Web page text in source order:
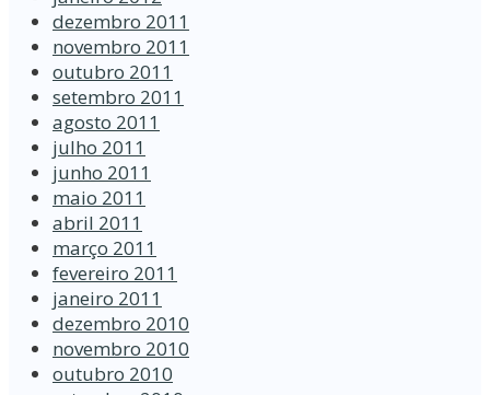
dezembro 2011
novembro 2011
outubro 2011
setembro 2011
agosto 2011
julho 2011
junho 2011
maio 2011
abril 2011
março 2011
fevereiro 2011
janeiro 2011
dezembro 2010
novembro 2010
outubro 2010